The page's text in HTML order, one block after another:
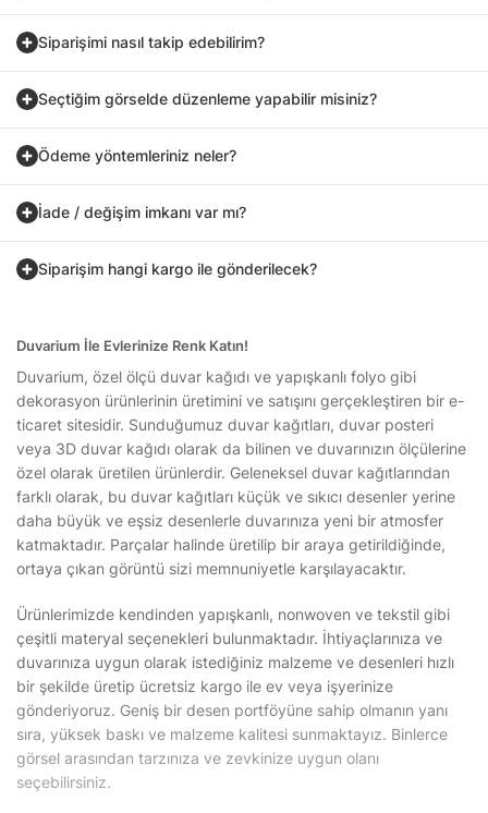
Siparişimi nasıl takip edebilirim?
Seçtiğim görselde düzenleme yapabilir misiniz?
Ödeme yöntemleriniz neler?
İade / değişim imkanı var mı?
Siparişim hangi kargo ile gönderilecek?
Duvarium İle Evlerinize Renk Katın!
Duvarium, özel ölçü duvar kağıdı ve yapışkanlı folyo gibi
dekorasyon ürünlerinin üretimini ve satışını gerçekleştiren bir e-
ticaret sitesidir. Sunduğumuz duvar kağıtları, duvar posteri
veya 3D duvar kağıdı olarak da bilinen ve duvarınızın ölçülerine
özel olarak üretilen ürünlerdir. Geleneksel duvar kağıtlarından
farklı olarak, bu duvar kağıtları küçük ve sıkıcı desenler yerine
daha büyük ve eşsiz desenlerle duvarınıza yeni bir atmosfer
katmaktadır. Parçalar halinde üretilip bir araya getirildiğinde,
ortaya çıkan görüntü sizi memnuniyetle karşılayacaktır.
Ürünlerimizde kendinden yapışkanlı, nonwoven ve tekstil gibi
çeşitli materyal seçenekleri bulunmaktadır. İhtiyaçlarınıza ve
duvarınıza uygun olarak istediğiniz malzeme ve desenleri hızlı
bir şekilde üretip ücretsiz kargo ile ev veya işyerinize
gönderiyoruz. Geniş bir desen portföyüne sahip olmanın yanı
sıra, yüksek baskı ve malzeme kalitesi sunmaktayız. Binlerce
görsel arasından tarzınıza ve zevkinize uygun olanı
seçebilirsiniz.